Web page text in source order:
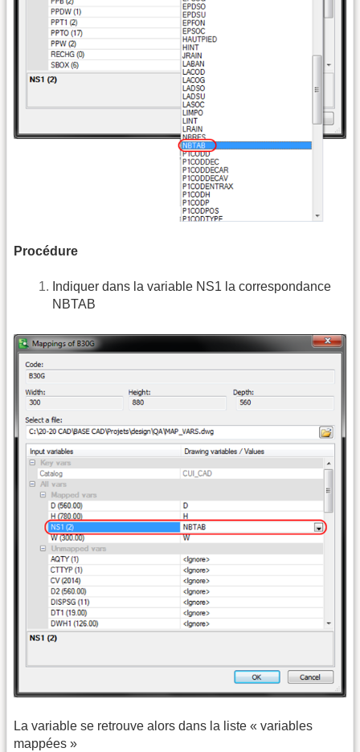
Procédure
Indiquer dans la variable NS1 la correspondance
NBTAB
La variable se retrouve alors dans la liste « variables
mappées »